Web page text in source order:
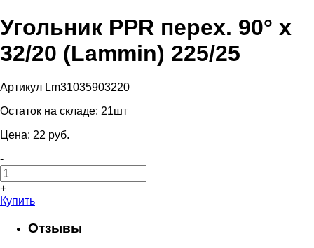
Угольник PPR перех. 90° х
32/20 (Lammin) 225/25
Артикул Lm31035903220
Остаток на складе: 21шт
Цена: 22 pуб.
-
+
Купить
Отзывы